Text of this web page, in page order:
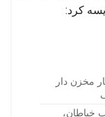
کرد:
مخزن دار
خیاطان،